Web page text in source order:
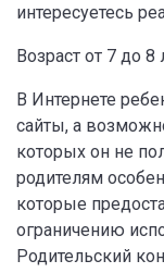
интересуетесь
Возраст от 7 до 8
В Интернете
сайты, а
которых он не
родителям
которые
ограничению
Родительский